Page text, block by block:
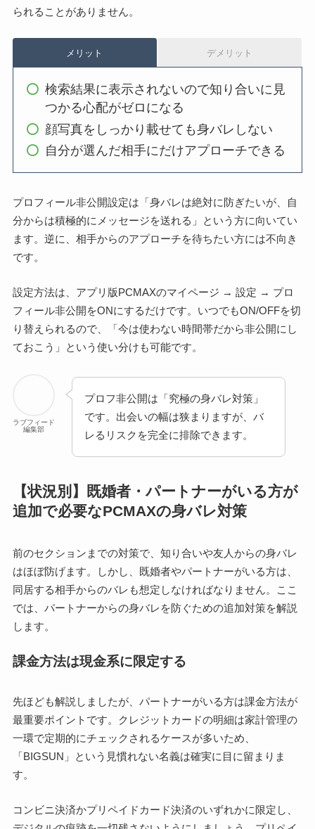
られることがありません。
メリット デメリット
検索結果に表示されないので知り合いに見
つかる心配がゼロになる
顔写真をしっかり載せても身バレしない
自分が選んだ相手にだけアプローチできる
プロフィール非公開設定は「身バレは絶対に防ぎたいが、自
分からは積極的にメッセージを送れる」という方に向いてい
ます。逆に、相手からのアプローチを待ちたい方には不向き
です。
設定方法は、アプリ版PCMAXのマイページ → 設定 → プロ
フィール非公開をONにするだけです。いつでもON/OFFを切
り替えられるので、「今は使わない時間帯だから非公開にし
ておこう」という使い分けも可能です。
ラブフィード
編集部
プロフ非公開は「究極の身バレ対策」
です。出会いの幅は狭まりますが、バ
レるリスクを完全に排除できます。
【状況別】既婚者・パートナーがいる方が
追加で必要なPCMAXの身バレ対策
前のセクションまでの対策で、知り合いや友人からの身バレ
はほぼ防げます。しかし、既婚者やパートナーがいる方は、
同居する相手からのバレも想定しなければなりません。ここ
では、パートナーからの身バレを防ぐための追加対策を解説
します。
課金方法は現金系に限定する
先ほども解説しましたが、パートナーがいる方は課金方法が
最重要ポイントです。クレジットカードの明細は家計管理の
一環で定期的にチェックされるケースが多いため、
「BIGSUN」という見慣れない名義は確実に目に留まりま
す。
コンビニ決済かプリペイドカード決済のいずれかに限定し、